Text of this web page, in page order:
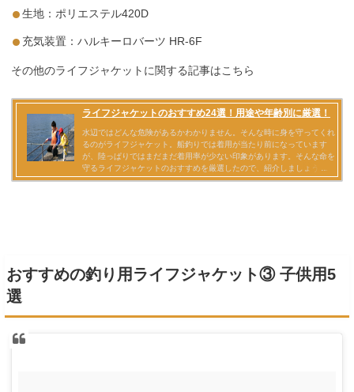
生地：ポリエステル420D
充気装置：ハルキーロバーツ HR-6F
その他のライフジャケットに関する記事はこちら
おすすめの釣り用ライフジャケット③ 子供用5
選